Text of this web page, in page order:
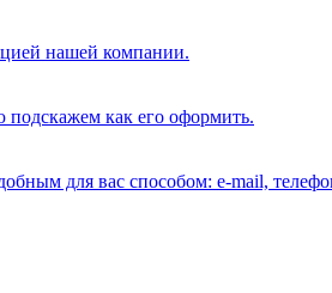
нашей компании.
как его оформить.
для вас способом: e-mail,